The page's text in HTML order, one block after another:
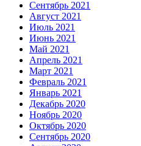
Сентябрь 2021
Август 2021
Июль 2021
Июнь 2021
Май 2021
Апрель 2021
Март 2021
Февраль 2021
Январь 2021
Декабрь 2020
Ноябрь 2020
Октябрь 2020
Сентябрь 2020